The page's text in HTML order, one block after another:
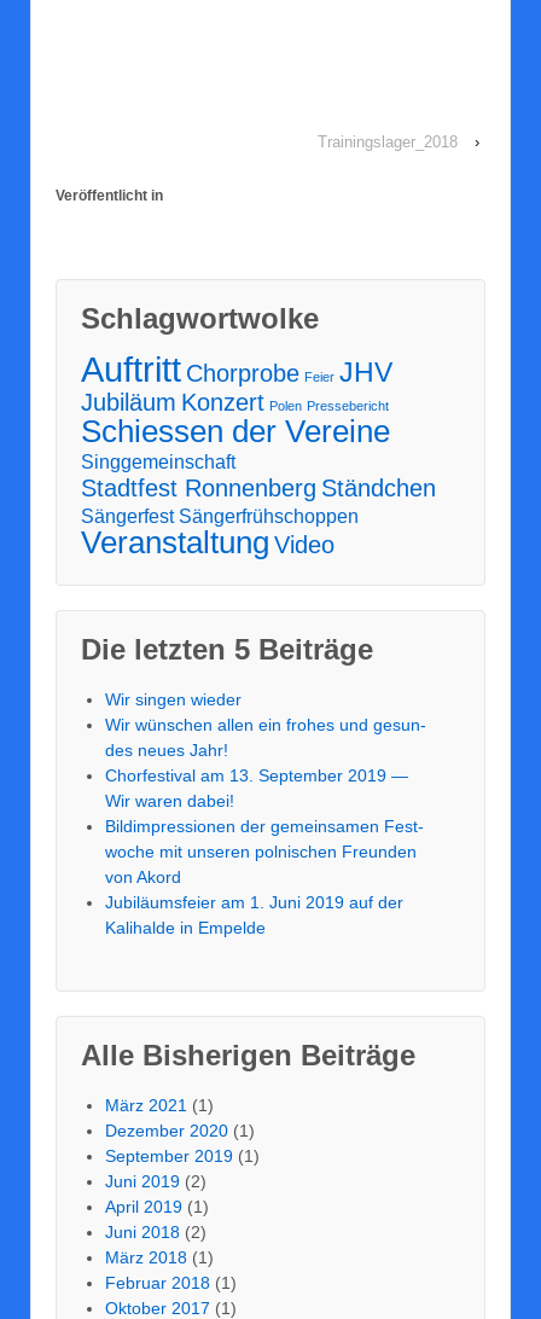
Trainingslager_2018 ›
Veröffentlicht in
Schlag­wort­wol­ke
Auftritt Chorprobe Feier JHV
Jubiläum Konzert Polen Pressebericht
Schiessen der Vereine
Singgemeinschaft
Stadtfest Ronnenberg Ständchen
Sängerfest Sängerfrühschoppen
Veranstaltung Video
Die letz­ten 5 Bei­trä­ge
Wir sin­gen wie­der
Wir wün­schen allen ein fro­hes und gesun­
des neu­es Jahr!
Chor­fes­ti­val am 13. Sep­tem­ber 2019 —
Wir waren dabei!
Bild­im­pres­sio­nen der gemein­sa­men Fest­
wo­che mit unse­ren pol­ni­schen Freun­den
von Akord
Jubi­lä­ums­fei­er am 1. Juni 2019 auf der
Kali­hal­de in Empel­de
Alle Bis­he­ri­gen Bei­trä­ge
März 2021 (1)
Dezember 2020 (1)
September 2019 (1)
Juni 2019 (2)
April 2019 (1)
Juni 2018 (2)
März 2018 (1)
Februar 2018 (1)
Oktober 2017 (1)